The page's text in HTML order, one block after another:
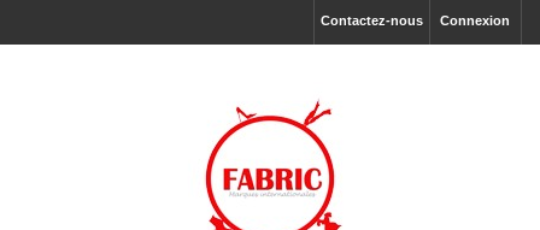
Connexion
Contactez-nous